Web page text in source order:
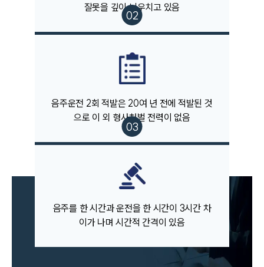
팀소개
대륜의 강점
오시는 길
고객의 소리
통합검색
AI대륜
업무사례
주요 업무사례
법률정보
법률지식인
고객후기
업무분야
음주교통사고대응부 업무
잘못을 깊이 뉘우치고 있음
음주운전 2회 적발은 20여 년 전에 적발된 것
으로 이 외 형사처벌 전력이 없음
음주를 한 시간과 운전을 한 시간이 3시간 차
이가 나며 시간적 간격이 있음